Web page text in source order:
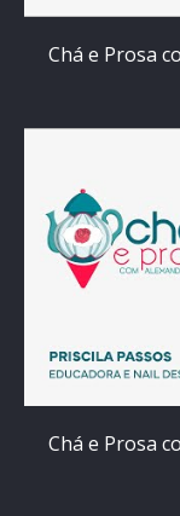
Chá e Prosa
Chá e Prosa